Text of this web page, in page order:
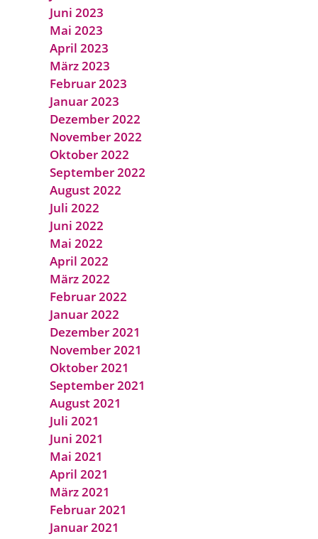
Juni 2023
Mai 2023
April 2023
März 2023
Februar 2023
Januar 2023
Dezember 2022
November 2022
Oktober 2022
September 2022
August 2022
Juli 2022
Juni 2022
Mai 2022
April 2022
März 2022
Februar 2022
Januar 2022
Dezember 2021
November 2021
Oktober 2021
September 2021
August 2021
Juli 2021
Juni 2021
Mai 2021
April 2021
März 2021
Februar 2021
Januar 2021